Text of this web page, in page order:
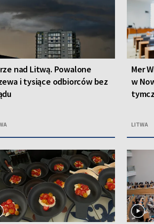
nad Litwą. Powalone
i tysiące odbiorców bez
Mer
w
LITWA